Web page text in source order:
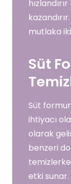
mutlaka
Süt
Süt
ihtiyacı
olarak
benzeri
etki sunar.